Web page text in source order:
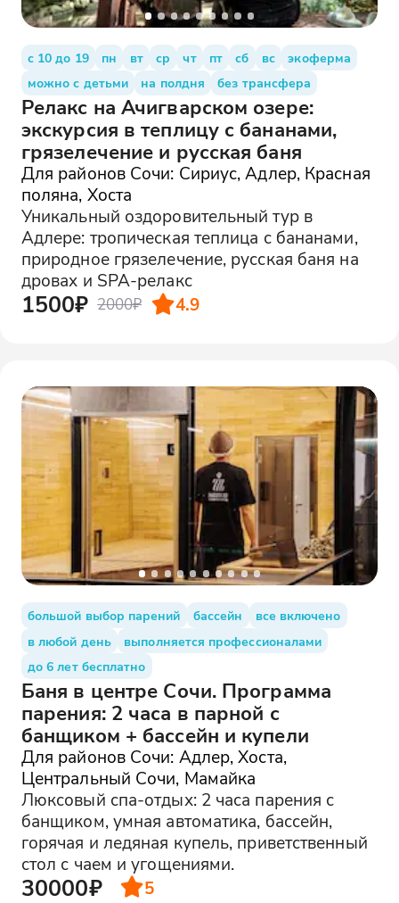
с 10 до 19 пн вт ср чт пт сб вс
экоферма
можно с детьми
на полдня без трансфера
Релакс на Ачигварском озере:
экскурсия в теплицу с бананами,
грязелечение и русская баня
Для районов Сочи: Сириус, Адлер, Красная
поляна, Хоста
Уникальный оздоровительный тур в
Адлере: тропическая теплица с бананами,
природное грязелечение, русская баня на
дровах и SPA-релакс
1500₽ 2000₽ 4.9
большой выбор парений бассейн
все включено
в любой день
выполняется профессионалами
до 6 лет бесплатно
Баня в центре Сочи. Программа
парения: 2 часа в парной с
банщиком + бассейн и купели
Для районов Сочи: Адлер, Хоста,
Центральный Сочи, Мамайка
Люксовый спа-отдых: 2 часа парения с
банщиком, умная автоматика, бассейн,
горячая и ледяная купель, приветственный
стол с чаем и угощениями.
30000₽ 5